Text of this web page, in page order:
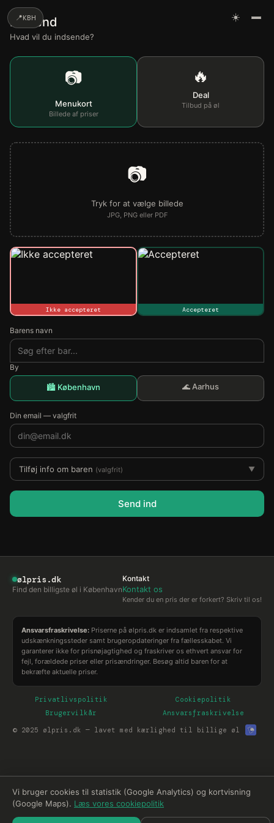
📍KBH ☀️
Indsend
Hvad vil du indsende?
📷
Menukort
Billede af priser
🔥
Deal
Tilbud på øl
📷
Tryk for at vælge billede
JPG, PNG eller PDF
Ikke accepteret Accepteret
Barens navn
By
🏙️ København 🌊 Aarhus
Din email — valgfrit
Tilføj info om baren (valgfrit) ▼
Send ind
ølpris.dk
Find den billigste øl i København
Kontakt
Kontakt os
Kender du en pris der er forkert? Skriv til os!
Ansvarsfraskrivelse: Priserne på ølpris.dk er indsamlet fra respektive
udskænkningssteder samt brugeropdateringer fra fællesskabet. Vi
garanterer ikke for prisnøjagtighed og fraskriver os ethvert ansvar for
fejl, forældede priser eller prisændringer. Besøg altid baren for at
bekræfte aktuelle priser.
Privatlivspolitik
Cookiepolitik
Brugervilkår
Ansvarsfraskrivelse
© 2025 ølpris.dk — lavet med kærlighed til billige øl
Vi bruger cookies til statistik (Google Analytics) og kortvisning
(Google Maps). Læs vores cookiepolitik